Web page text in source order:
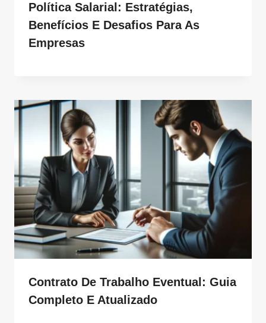
Política Salarial: Estratégias,
Benefícios E Desafios Para As
Empresas
Contrato De Trabalho Eventual: Guia
Completo E Atualizado